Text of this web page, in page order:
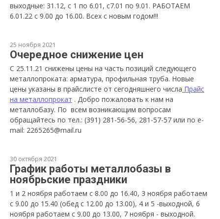
выходные: 31.12, с 1 по 6.01, с7.01 по 9.01. РАБОТАЕМ
6.01.22 с 9.00 до 16.00. Всех с новым годом!!!
25 ноября 2021
Очередное снижение цен
С 25.11.21 снижены цены на часть позиций следующего
металлопроката: арматура, профильная труба. Новые
цены указаны в прайслисте от сегодняшнего числа Прайс
на металлопрокат . Добро пожаловать к нам на
металлобазу. По всем возникающим вопросам
обращайтесь по тел.: (391) 281-56-56, 281-57-57 или по e-
mail: 2265265@mail.ru
30 октября 2021
График работы металлобазы в
ноябрьские праздники
1 и 2 ноября работаем с 8.00 до 16.40, 3 ноября работаем
с 9.00 до 15.40 (обед с 12.00 до 13.00), 4 и 5 -выходной, 6
ноября работаем с 9.00 до 13.00, 7 ноября - выходной.